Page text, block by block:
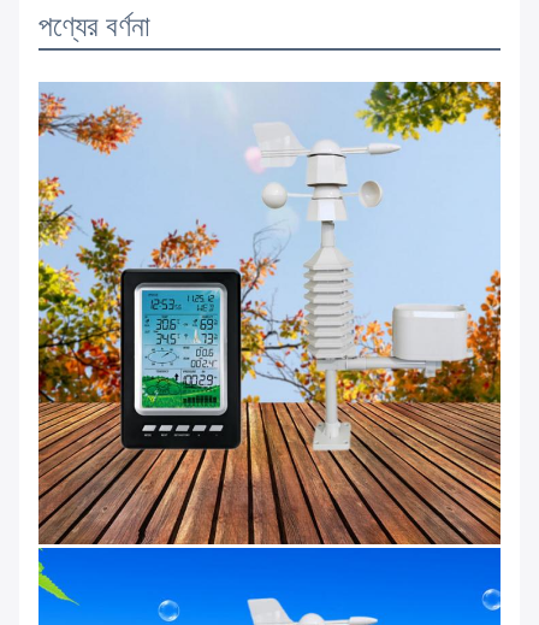
পণ্যের বর্ণনা